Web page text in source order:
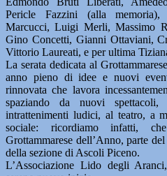
Pericle Fazzini (alla memoria),
Marcucci, Luigi Merli, Massimo
Gino Concetti, Gianni Ottaviani,
Vittorio Laureati, e per ultima
La serata dedicata al
anno pieno di idee e nuovi
rinnovata che lavora
spaziando da nuovi
intrattenimenti ludici, al teatro, a
sociale: ricordiamo infatti,
Grottammarese dell’Anno, parte
della sezione di Ascoli Piceno.
L’Associazione Lido degli